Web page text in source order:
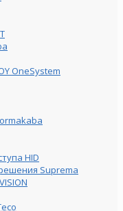
OneSystem
HID
Suprema